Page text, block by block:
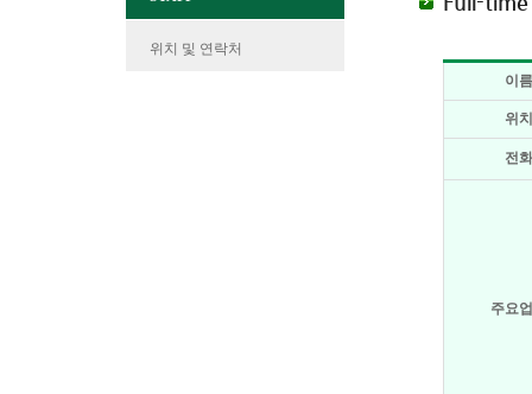
위치 및 연락처
이름
위치
전화
주요